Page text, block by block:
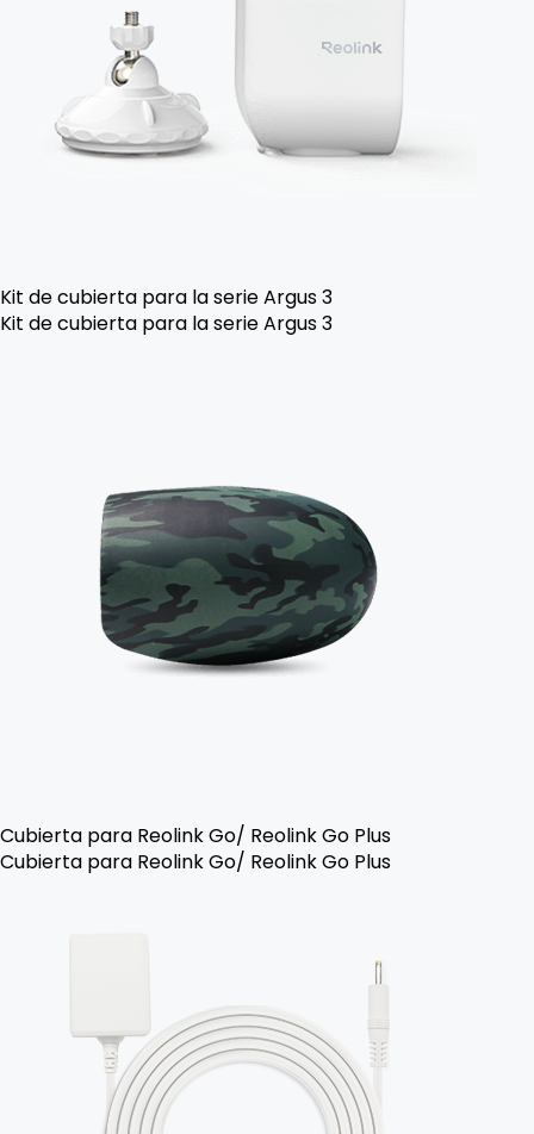
Kit de cubierta para la serie Argus 3
Kit de cubierta para la serie Argus 3
Cubierta para Reolink Go/ Reolink Go Plus
Cubierta para Reolink Go/ Reolink Go Plus